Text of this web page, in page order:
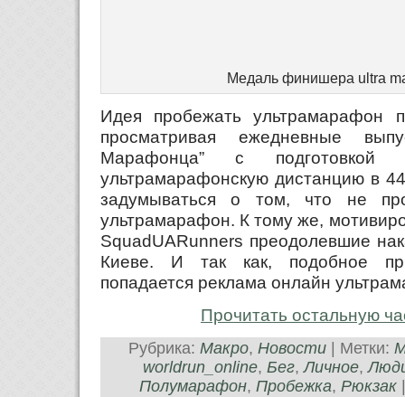
Медаль финишера ultra
Идея пробежать ультрамарафон
просматривая ежедневные
Марафонца” с подготовкой
ультрамарафонскую дистанцию в
задумываться о том, что не
ультрамарафон. К тому же,
SquadUARunners преодолевшие
Киеве. И так как, подобное
попадается реклама онлайн
Прочитать остальную
Рубрика: Макро, Новости | Метки:
worldrun_online, Бег,Личное,
Полумарафон, Пробежка, Рюкзак